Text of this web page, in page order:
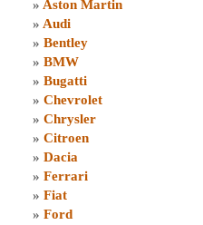
» Aston Martin
» Audi
» Bentley
» BMW
» Bugatti
» Chevrolet
» Chrysler
» Citroen
» Dacia
» Ferrari
» Fiat
» Ford